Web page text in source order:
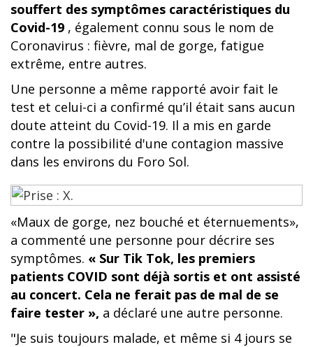
souffert des symptômes caractéristiques du
Covid-19 , également connu sous le nom de
Coronavirus : fièvre, mal de gorge, fatigue
extrême, entre autres.
Une personne a même rapporté avoir fait le
test et celui-ci a confirmé qu’il était sans aucun
doute atteint du Covid-19. Il a mis en garde
contre la possibilité d'une contagion massive
dans les environs du Foro Sol.
«Maux de gorge, nez bouché et éternuements»,
a commenté une personne pour décrire ses
symptômes. « Sur Tik Tok, les premiers
patients COVID sont déjà sortis et ont assisté
au concert. Cela ne ferait pas de mal de se
faire tester », a déclaré une autre personne.
"Je suis toujours malade, et même si 4 jours se